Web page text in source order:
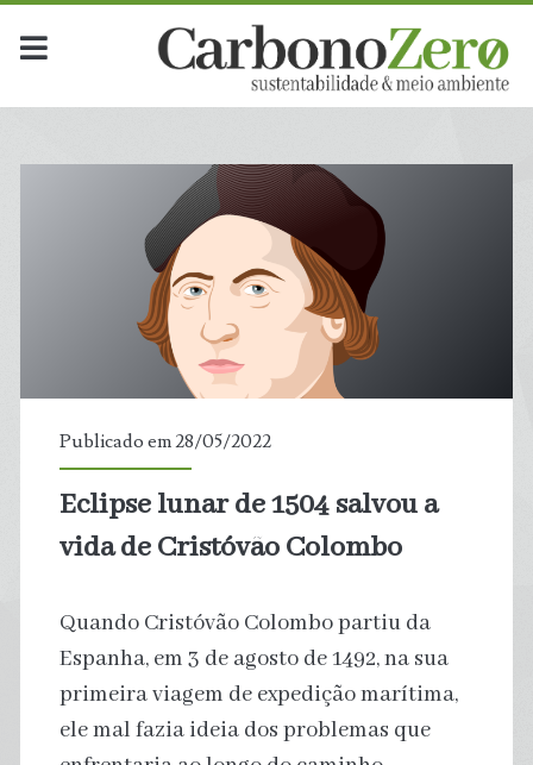
Publicado em 28/05/2022
Eclipse lunar de 1504 salvou a
vida de Cristóvão Colombo
Quando Cristóvão Colombo partiu da
Espanha, em 3 de agosto de 1492, na sua
primeira viagem de expedição marítima,
ele mal fazia ideia dos problemas que